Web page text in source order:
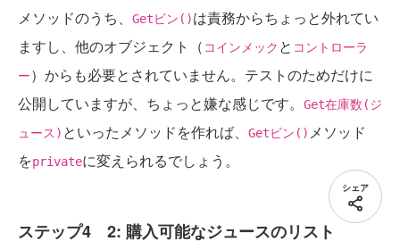
メソッドのうち、
Getビン()は責務からちょっと外れてい
ますし、他のオブジェクト（ コインメック と コントローラ
ー）からも必要とされていません。テストのためだけに
公開していますが、ちょっと嫌な感じです。
Get在庫数(ジ
ュース) といったメソッドを作れば、 Getビン() メソッド
をprivateに変えられるでしょう。
ステップ4 2: 購入可能なジュースのリスト
シェア